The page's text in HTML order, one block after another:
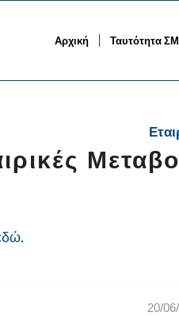
Αρχική Ταυτότητα
.
20/